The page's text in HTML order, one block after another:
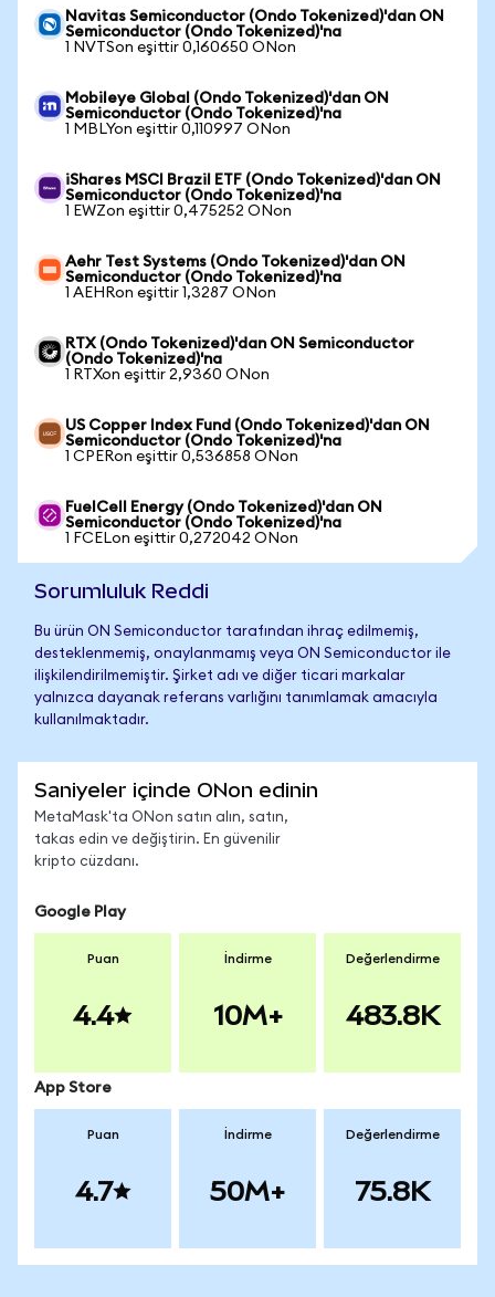
Navitas Semiconductor (Ondo Tokenized)'dan ON
Semiconductor (Ondo Tokenized)'na
1 NVTSon eşittir 0,160650 ONon
Mobileye Global (Ondo Tokenized)'dan ON
Semiconductor (Ondo Tokenized)'na
1 MBLYon eşittir 0,110997 ONon
iShares MSCI Brazil ETF (Ondo Tokenized)'dan ON
Semiconductor (Ondo Tokenized)'na
1 EWZon eşittir 0,475252 ONon
Aehr Test Systems (Ondo Tokenized)'dan ON
Semiconductor (Ondo Tokenized)'na
1 AEHRon eşittir 1,3287 ONon
RTX (Ondo Tokenized)'dan ON Semiconductor
(Ondo Tokenized)'na
1 RTXon eşittir 2,9360 ONon
US Copper Index Fund (Ondo Tokenized)'dan ON
Semiconductor (Ondo Tokenized)'na
1 CPERon eşittir 0,536858 ONon
FuelCell Energy (Ondo Tokenized)'dan ON
Semiconductor (Ondo Tokenized)'na
1 FCELon eşittir 0,272042 ONon
Sorumluluk Reddi
Bu ürün ON Semiconductor tarafından ihraç edilmemiş,
desteklenmemiş, onaylanmamış veya ON Semiconductor ile
ilişkilendirilmemiştir. Şirket adı ve diğer ticari markalar
yalnızca dayanak referans varlığını tanımlamak amacıyla
kullanılmaktadır.
Saniyeler içinde ONon edinin
MetaMask'ta ONon satın alın, satın,
takas edin ve değiştirin. En güvenilir
kripto cüzdanı.
Google Play
Puan
4.4
İndirme
10M+
Değerlendirme
483.8K
App Store
Puan
4.7
İndirme
50M+
Değerlendirme
75.8K